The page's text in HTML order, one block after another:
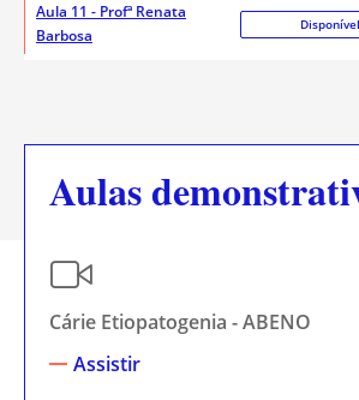
Aula 11 - Profª Renata
Barbosa
Disponível
Aulas
Cárie Etiopatogenia - ABENO
Assistir